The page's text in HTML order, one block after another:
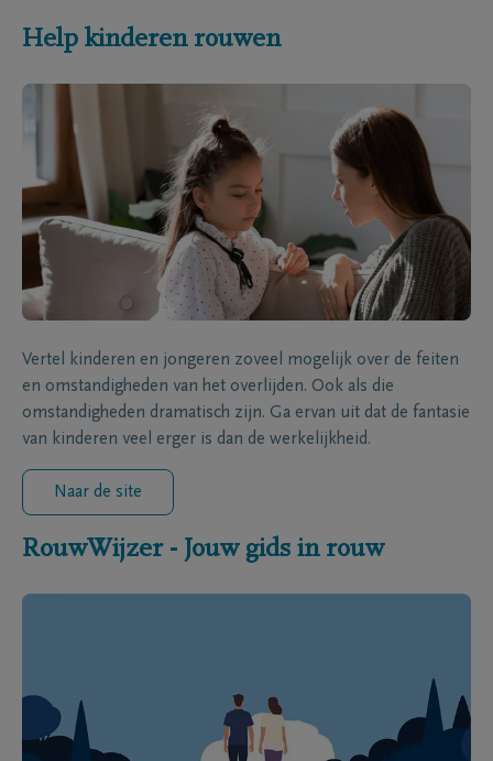
Help kinderen rouwen
Vertel kinderen en jongeren zoveel mogelijk over de feiten
en omstandigheden van het overlijden. Ook als die
omstandigheden dramatisch zijn. Ga ervan uit dat de fantasie
van kinderen veel erger is dan de werkelijkheid.
Naar de site
RouwWijzer - Jouw gids in rouw